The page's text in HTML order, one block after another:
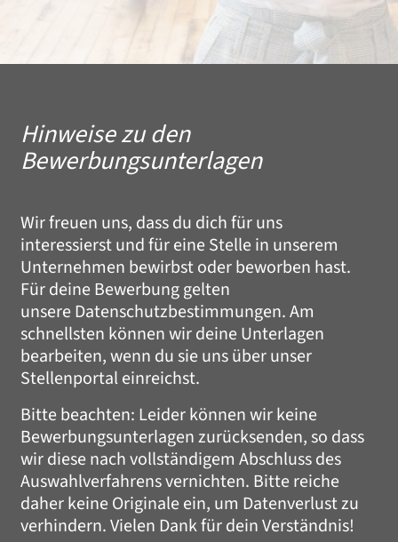
Hinweise zu den
Bewerbungsunterlagen
Wir freuen uns, dass du dich für uns
interessierst und für eine Stelle in unserem
Unternehmen bewirbst oder beworben hast.
Für deine Bewerbung gelten
unsere Datenschutzbestimmungen.Am
schnellsten können wir deine Unterlagen
bearbeiten, wenn du sie uns über unser
Stellenportal einreichst.
Bitte beachten: Leider können wir keine
Bewerbungsunterlagen zurücksenden, so dass
wir diese nach vollständigem Abschluss des
Auswahlverfahrens vernichten. Bitte reiche
daher keine Originale ein, um Datenverlust zu
verhindern. Vielen Dank für dein Verständnis!